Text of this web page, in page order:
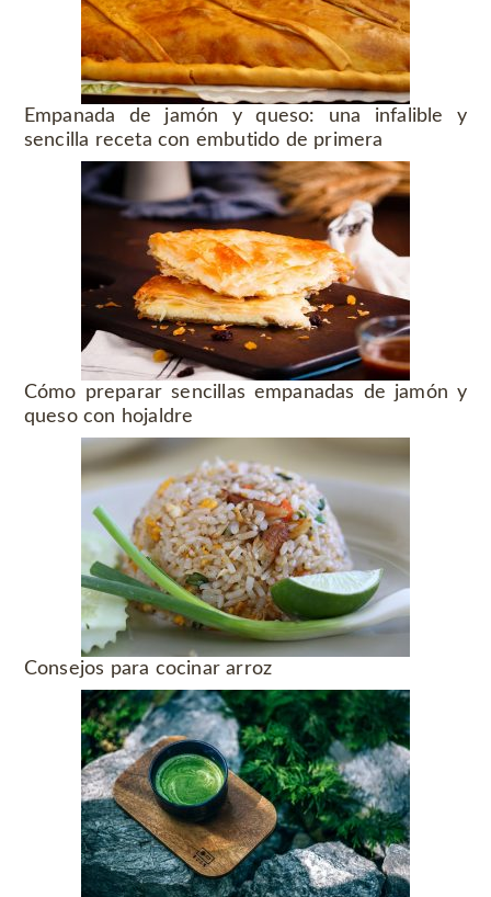
Empanada de jamón y queso: una infalible y
sencilla receta con embutido de primera
Cómo preparar sencillas empanadas de jamón y
queso con hojaldre
Consejos para cocinar arroz